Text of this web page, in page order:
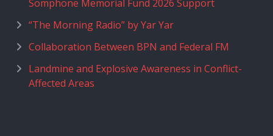
Somphone Memorial Fund 2026 Support
“The Morning Radio” by Yar Yar
Collaboration Between BPN and Federal FM
Landmine and Explosive Awareness in Conflict-
Affected Areas